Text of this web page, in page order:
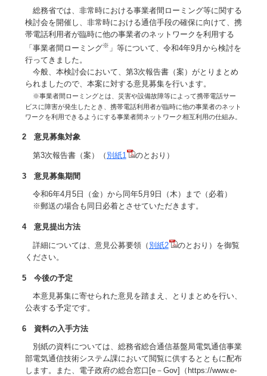
総務省では、非常時における事業者間ローミング等に関する
検討会を開催し、非常時における通信手段の確保に向けて、携
帯電話利用者が臨時に他の事業者のネットワークを利用する
「事業者間ローミング※ 」等について、令和4年9月から検討を
行ってきました。
今般、本検討会において、第3次報告書（案）がとりまとめ
られましたので、本案に対する意見募集を行います。
※事業者間ローミングとは、災害や設備故障等によって携帯電話サー
ビスに障害が発生したとき、携帯電話利用者が臨時に他の事業者のネット
ワークを利用できるようにする事業者間ネットワーク相互利用の仕組み。
2 意見募集対象
第3次報告書（案）（ 別紙1 のとおり）
3 意見募集期間
令和6年4月5日（金）から同年5月9日（木）まで（必着）
※郵送の場合も同日必着とさせていただきます。
4 意見提出方法
詳細については、意見公募要領（ 別紙2
のとおり）を御覧
ください。
5 今後の予定
本意見募集に寄せられた意見を踏まえ、とりまとめを行い、
公表する予定です。
6 資料の入手方法
別紙の資料については、総務省総合通信基盤局電気通信事業
部電気通信技術システム課において閲覧に供するとともに配布
します。また、電子政府の総合窓口[e－Gov]（https://www.e-